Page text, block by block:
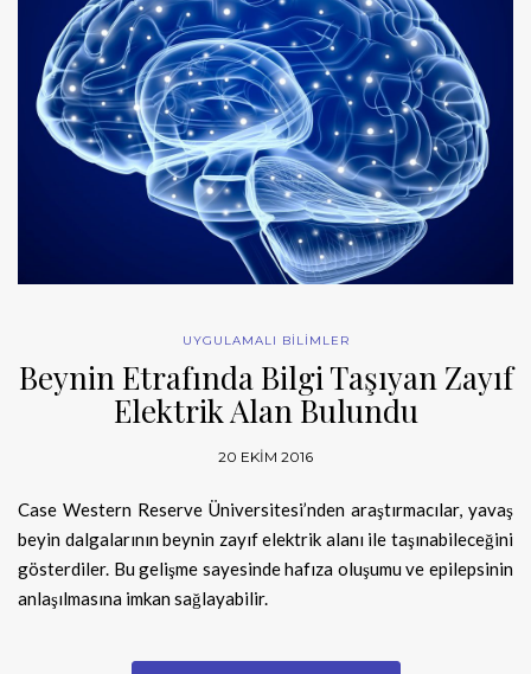
UYGULAMALI BİLİMLER
Beynin Etrafında Bilgi Taşıyan Zayıf
Elektrik Alan Bulundu
20 EKIM 2016
Case Western Reserve Üniversitesi’nden araştırmacılar, yavaş
beyin dalgalarının beynin zayıf elektrik alanı ile taşınabileceğini
gösterdiler. Bu gelişme sayesinde hafıza oluşumu ve epilepsinin
anlaşılmasına imkan sağlayabilir.